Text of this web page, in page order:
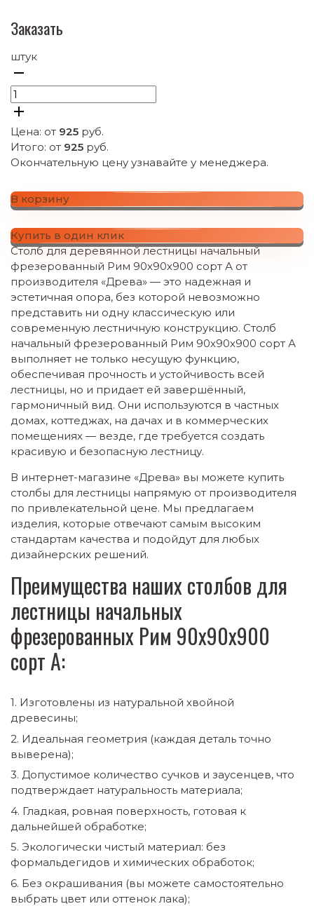
Заказать
штук
Цена: от 925 руб.
Итого: от 925 руб.
Окончательную цену узнавайте у менеджера.
В корзину
Купить в один клик
Столб для деревянной лестницы начальный
фрезерованный Рим 90х90х900 сорт А от
производителя «Древа» — это надежная и
эстетичная опора, без которой невозможно
представить ни одну классическую или
современную лестничную конструкцию. Столб
начальный фрезерованный Рим 90х90х900 сорт А
выполняет не только несущую функцию,
обеспечивая прочность и устойчивость всей
лестницы, но и придает ей завершённый,
гармоничный вид. Они используются в частных
домах, коттеджах, на дачах и в коммерческих
помещениях — везде, где требуется создать
красивую и безопасную лестницу.
В интернет-магазине «Древа» вы можете купить
столбы для лестницы напрямую от производителя
по привлекательной цене. Мы предлагаем
изделия, которые отвечают самым высоким
стандартам качества и подойдут для любых
дизайнерских решений.
Преимущества наших столбов для
лестницы начальных
фрезерованных Рим 90х90х900
сорт А:
Изготовлены из натуральной хвойной
древесины;
Идеальная геометрия (каждая деталь точно
выверена);
Допустимое количество сучков и заусенцев, что
подтверждает натуральность материала;
Гладкая, ровная поверхность, готовая к
дальнейшей обработке;
Экологически чистый материал: без
формальдегидов и химических обработок;
Без окрашивания (вы можете самостоятельно
выбрать цвет или оттенок лака);